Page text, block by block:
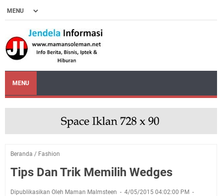
MENU
Beranda / Fashion
Tips Dan Trik Memilih Wedges
Dipublikasikan Oleh Maman Malmsteen
4/05/2015 04:02:00 PM